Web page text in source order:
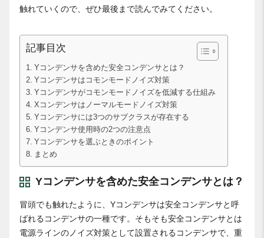
触れていくので、ぜひ最後まで読んでみてください。
記事目次
Yコンデンサを含めた安全コンデンサとは？
Yコンデンサはコモンモードノイズ対策
Yコンデンサがコモンモードノイズを低減する仕組み
Xコンデンサはノーマルモードノイズ対策
Yコンデンサには3つのサブクラスが存在する
Yコンデンサ使用時の2つの注意点
Yコンデンサを選ぶときのポイント
まとめ
Yコンデンサを含めた安全コンデンサとは？
冒頭でも触れたように、Yコンデンサは安全コンデンサと呼
ばれるコンデンサの一種です。そもそも安全コンデンサとは
電源ラインのノイズ対策として設置されるコンデンサで、重